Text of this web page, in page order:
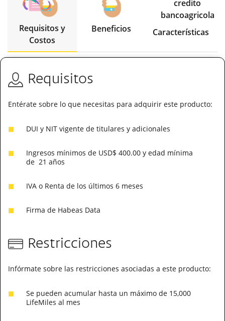
Requisitos y
Costos
Beneficios Características
Requisitos
Entérate sobre lo que necesitas para adquirir este producto:
DUI y NIT vigente de titulares y adicionales
Ingresos mínimos de USD$ 400.00 y edad mínima
de 21 años
IVA o Renta de los últimos 6 meses
Firma de Habeas Data
Restricciones
Infórmate sobre las restricciones asociadas a este producto:
Se pueden acumular hasta un máximo de 15,000
LifeMiles al mes